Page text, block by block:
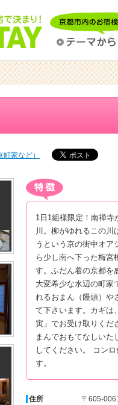
家など）
1日1組様限定！南禅
川。柳がゆれるこの川
うという京の街中オア
ら少し南へ下った梅宮
す。ふだん着の京都を
大変希少な水辺の町家
れるおまん（饅頭）や
て下さいます。カギは
寅」でお受け取りくだ
まんでおもてなしいた
してください。 コン
す。
住所
〒605-